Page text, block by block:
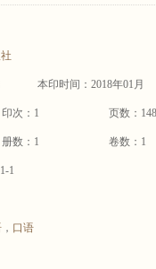
本印时间：2018年01月
印次：1 页数：
册数：1 卷数：1
1
， 口语